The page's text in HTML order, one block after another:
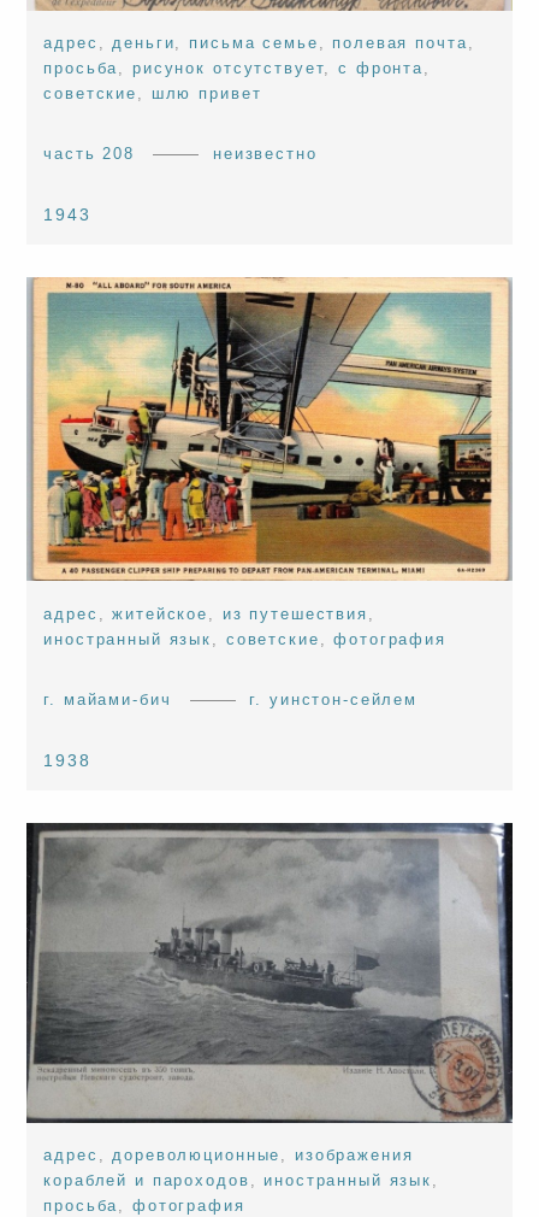
адрес деньги письма семье полевая почта
просьба
,рисунок отсутствует ,с фронта
советские
шлю привет
часть 208 неизвестно
1943
адрес ,житейское из путешествия
иностранный язык
советские ,фотография
г. майами-бич г. уинстон-сейлем
1938
адрес ,дореволюционные , изображения
кораблей и пароходов , иностранный язык ,
просьба,фотография